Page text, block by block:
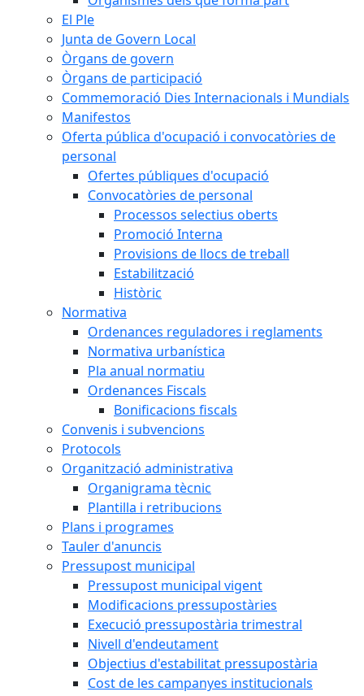
El Ple
Junta de Govern Local
Òrgans de govern
Òrgans de participació
Commemoració Dies Internacionals i Mundials
Manifestos
Oferta pública d'ocupació i convocatòries de
personal
Ofertes públiques d'ocupació
Convocatòries de personal
Processos selectius oberts
Promoció Interna
Provisions de llocs de treball
Estabilització
Històric
Normativa
Ordenances reguladores i reglaments
Normativa urbanística
Pla anual normatiu
Ordenances Fiscals
Bonificacions fiscals
Convenis i subvencions
Protocols
Organització administrativa
Organigrama tècnic
Plantilla i retribucions
Plans i programes
Tauler d'anuncis
Pressupost municipal
Pressupost municipal vigent
Modificacions pressupostàries
Execució pressupostària trimestral
Nivell d'endeutament
Objectius d'estabilitat pressupostària
Cost de les campanyes institucionals